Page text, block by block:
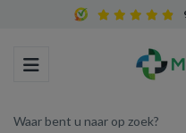
Toggle navigation
Waar bent u naar op zoek?